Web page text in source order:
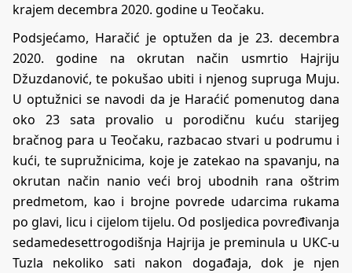
krajem decembra 2020. godine u Teočaku.
Podsjećamo, Haračić je optužen da je 23. decembra
2020. godine na okrutan način usmrtio Hajriju
Džuzdanović, te pokušao ubiti i njenog supruga Muju.
U optužnici se navodi da je Haraćić pomenutog dana
oko 23 sata provalio u porodičnu kuću starijeg
bračnog para u Teočaku, razbacao stvari u podrumu i
kući, te supružnicima, koje je zatekao na spavanju, na
okrutan način nanio veći broj ubodnih rana oštrim
predmetom, kao i brojne povrede udarcima rukama
po glavi, licu i cijelom tijelu. Od posljedica povređivanja
sedamedesettrogodišnja Hajrija je preminula u UKC-u
Tuzla nekoliko sati nakon događaja, dok je njen